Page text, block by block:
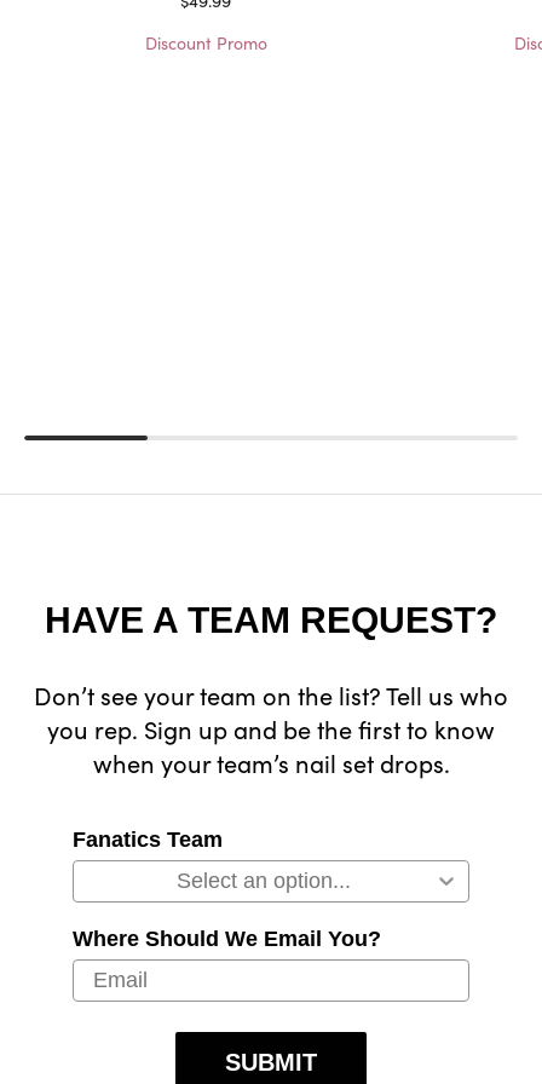
Discount Promo
HAVE A TEAM REQUEST?
Don’t see your team on the list? Tell us who
you rep. Sign up and be the first to know
when your team’s nail set drops.
Fanatics Team
Where Should We Email You?
SUBMIT